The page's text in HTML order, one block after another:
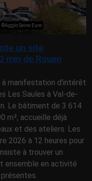
©Agglo Seine Eure
un site
min de Rouen
à manifestation d’intérêt
Les Saules à Val-de-
Le bâtiment de 3 614
m², accueille déjà
et des ateliers. Les
2026 à 12 heures pour
à trouver un
ensemble en activité